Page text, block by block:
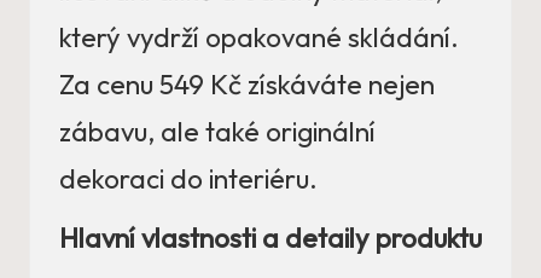
který vydrží opakované skládání.
Za cenu 549 Kč získáváte nejen
zábavu, ale také originální
dekoraci do interiéru.
Hlavní vlastnosti a detaily produktu